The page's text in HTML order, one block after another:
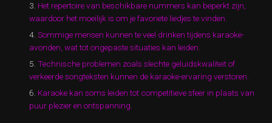
Het repertoire van beschikbare nummers kan beperkt zijn,
waardoor het moeilijk is om je favoriete liedjes te vinden.
Sommige mensen kunnen te veel drinken tijdens karaoke-
avonden, wat tot ongepaste situaties kan leiden.
Technische problemen zoals slechte geluidskwaliteit of
verkeerde songteksten kunnen de karaoke-ervaring verstoren.
Karaoke kan soms leiden tot competitieve sfeer in plaats van
puur plezier en ontspanning.